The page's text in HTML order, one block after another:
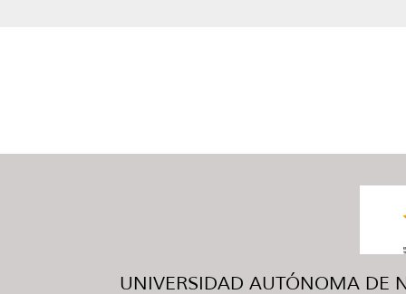
UNIVERSIDAD AUTÓNOMA DE